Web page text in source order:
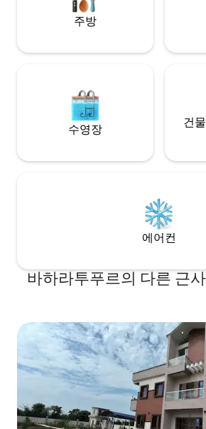
주방
수영장
건
에어컨
바하라투푸르의 다른 근